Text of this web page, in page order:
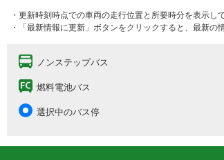
・更新時刻時点での車両の走行位置と所要時分を表示し
・「最新情報に更新」ボタンをクリックすると、最新
ノンステップバス
燃料電池バス
選択中のバス停